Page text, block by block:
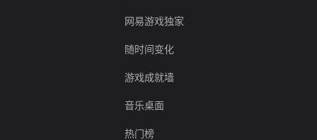
网易游戏独家
随时间变化
游戏成就墙
音乐桌面
热门榜